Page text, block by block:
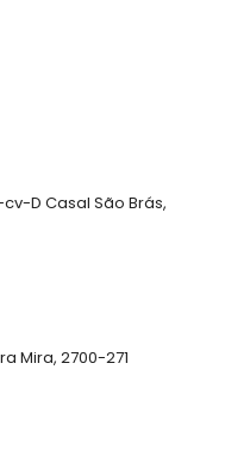
D Casal São Brás,
Mira, 2700-271